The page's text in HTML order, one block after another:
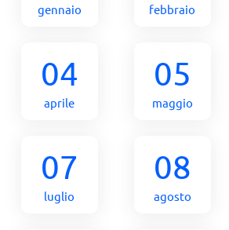
gennaio febbraio
04
aprile
05
maggio
07
luglio
08
agosto